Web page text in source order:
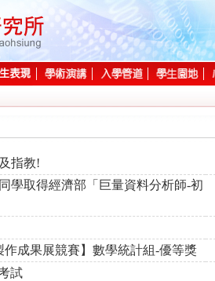
指教!
學取得經濟部「巨量資料分析師-初
成果展競賽】數學統計組-優等獎
試